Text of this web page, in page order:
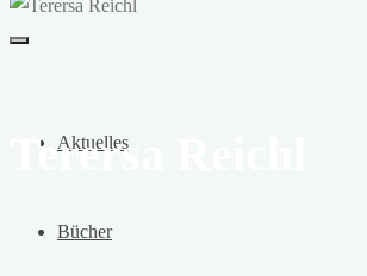
Aktuelles
Bücher
Terersa Reichl